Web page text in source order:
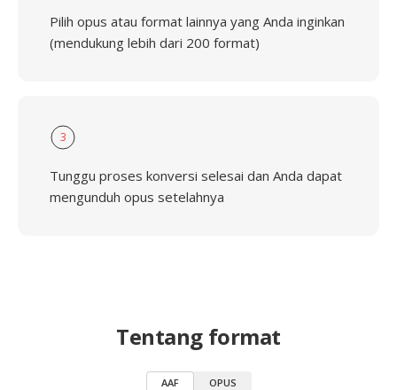
Pilih opus atau format lainnya yang Anda inginkan
(mendukung lebih dari 200 format)
3
Tunggu proses konversi selesai dan Anda dapat
mengunduh opus setelahnya
Tentang format
AAF OPUS